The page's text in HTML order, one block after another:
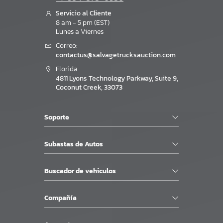
Servicio al Cliente
8 am - 5 pm (EST)
Lunes a Viernes
Correo:
contactus@salvagetrucksauction.com
Florida
4811 Lyons Technology Parkway, Suite 9,
Coconut Creek, 33073
Soporte
Subastas de Autos
Buscador de vehiculos
Compañía